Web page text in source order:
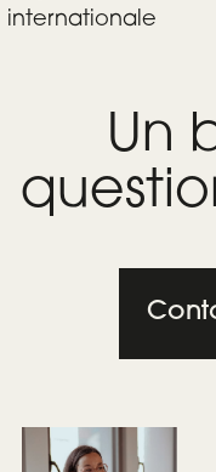
internationale
Un